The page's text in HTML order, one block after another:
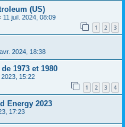
(US)
11 juil. 2024, 08:09
1 2 3
2024, 18:38
1973 et 1980
2023, 15:22
1 2 3 4
Energy 2023
17:23